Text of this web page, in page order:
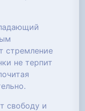
стремление
не терпит
свободу и